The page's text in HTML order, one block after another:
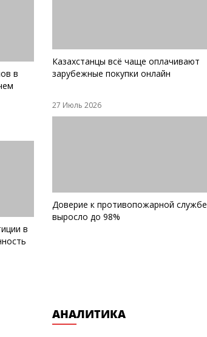
в
в
Казахстанцы всё чаще оплачивают
зарубежные покупки онлайн
27 Июль 2026
Доверие к противопожарной службе
выросло до 98%
АНАЛИТИКА